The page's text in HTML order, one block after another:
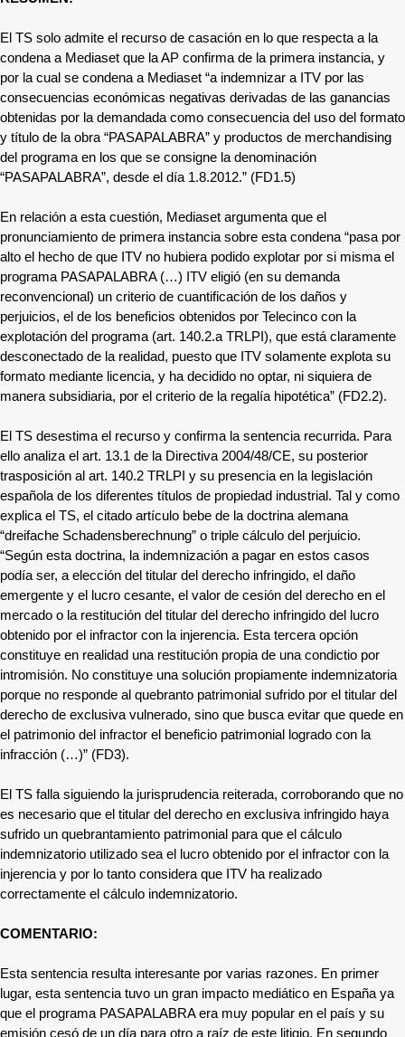
El TS solo admite el recurso de casación en lo que respecta a la
condena a Mediaset que la AP confirma de la primera instancia, y
por la cual se condena a Mediaset “a indemnizar a ITV por las
consecuencias económicas negativas derivadas de las ganancias
obtenidas por la demandada como consecuencia del uso del formato
y título de la obra “PASAPALABRA” y productos de merchandising
del programa en los que se consigne la denominación
“PASAPALABRA”, desde el día 1.8.2012.” (FD1.5)
En relación a esta cuestión, Mediaset argumenta que el
pronunciamiento de primera instancia sobre esta condena “pasa por
alto el hecho de que ITV no hubiera podido explotar por si misma el
programa PASAPALABRA (…) ITV eligió (en su demanda
reconvencional) un criterio de cuantificación de los daños y
perjuicios, el de los beneficios obtenidos por Telecinco con la
explotación del programa (art. 140.2.a TRLPI), que está claramente
desconectado de la realidad, puesto que ITV solamente explota su
formato mediante licencia, y ha decidido no optar, ni siquiera de
manera subsidiaria, por el criterio de la regalía hipotética” (FD2.2).
El TS desestima el recurso y confirma la sentencia recurrida. Para
ello analiza el art. 13.1 de la Directiva 2004/48/CE, su posterior
trasposición al art. 140.2 TRLPI y su presencia en la legislación
española de los diferentes títulos de propiedad industrial. Tal y como
explica el TS, el citado artículo bebe de la doctrina alemana
“dreifache Schadensberechnung” o triple cálculo del perjuicio.
“Según esta doctrina, la indemnización a pagar en estos casos
podía ser, a elección del titular del derecho infringido, el daño
emergente y el lucro cesante, el valor de cesión del derecho en el
mercado o la restitución del titular del derecho infringido del lucro
obtenido por el infractor con la injerencia. Esta tercera opción
constituye en realidad una restitución propia de una condictio por
intromisión. No constituye una solución propiamente indemnizatoria
porque no responde al quebranto patrimonial sufrido por el titular del
derecho de exclusiva vulnerado, sino que busca evitar que quede en
el patrimonio del infractor el beneficio patrimonial logrado con la
infracción (…)” (FD3).
El TS falla siguiendo la jurisprudencia reiterada, corroborando que no
es necesario que el titular del derecho en exclusiva infringido haya
sufrido un quebrantamiento patrimonial para que el cálculo
indemnizatorio utilizado sea el lucro obtenido por el infractor con la
injerencia y por lo tanto considera que ITV ha realizado
correctamente el cálculo indemnizatorio.
COMENTARIO:
Esta sentencia resulta interesante por varias razones. En primer
lugar, esta sentencia tuvo un gran impacto mediático en España ya
que el programa PASAPALABRA era muy popular en el país y su
emisión cesó de un día para otro a raíz de este litigio. En segundo